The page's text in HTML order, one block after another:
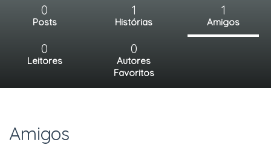
0
Posts
1
Histórias
1
Amigos
0
Leitores
0
Autores
Favoritos
Amigos